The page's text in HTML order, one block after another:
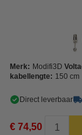
Merk: Modifi3D
kabellengte: 150 cm
Direct leverbaar
€ 74,50